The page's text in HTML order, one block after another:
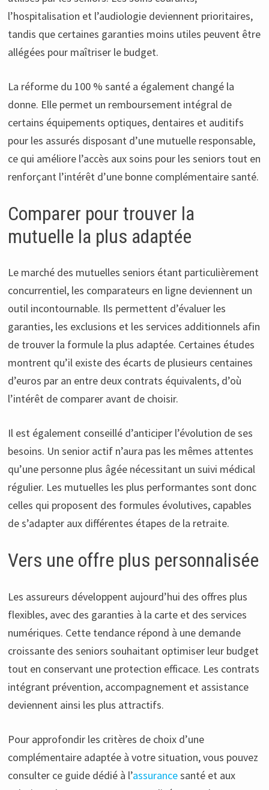
l’hospitalisation et l’audiologie deviennent prioritaires,
tandis que certaines garanties moins utiles peuvent être
allégées pour maîtriser le budget.
La réforme du 100 % santé a également changé la
donne. Elle permet un remboursement intégral de
certains équipements optiques, dentaires et auditifs
pour les assurés disposant d’une mutuelle responsable,
ce qui améliore l’accès aux soins pour les seniors tout en
renforçant l’intérêt d’une bonne complémentaire santé.
Comparer pour trouver la
mutuelle la plus adaptée
Le marché des mutuelles seniors étant particulièrement
concurrentiel, les comparateurs en ligne deviennent un
outil incontournable. Ils permettent d’évaluer les
garanties, les exclusions et les services additionnels afin
de trouver la formule la plus adaptée. Certaines études
montrent qu’il existe des écarts de plusieurs centaines
d’euros par an entre deux contrats équivalents, d’où
l’intérêt de comparer avant de choisir.
Il est également conseillé d’anticiper l’évolution de ses
besoins. Un senior actif n’aura pas les mêmes attentes
qu’une personne plus âgée nécessitant un suivi médical
régulier. Les mutuelles les plus performantes sont donc
celles qui proposent des formules évolutives, capables
de s’adapter aux différentes étapes de la retraite.
Vers une offre plus personnalisée
Les assureurs développent aujourd’hui des offres plus
flexibles, avec des garanties à la carte et des services
numériques. Cette tendance répond à une demande
croissante des seniors souhaitant optimiser leur budget
tout en conservant une protection efficace. Les contrats
intégrant prévention, accompagnement et assistance
deviennent ainsi les plus attractifs.
Pour approfondir les critères de choix d’une
complémentaire adaptée à votre situation, vous pouvez
consulter ce guide dédié à l’assurancesanté et aux